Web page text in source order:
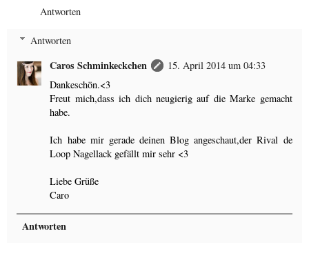
Antworten
Antworten
Caros Schminkeckchen
15. April 2014 um 04:33
Dankeschön.<3
Freut mich,dass ich dich neugierig auf die Marke gemacht
habe.
Ich habe mir gerade deinen Blog angeschaut,der Rival de
Loop Nagellack gefällt mir sehr <3
Liebe Grüße
Caro
Antworten